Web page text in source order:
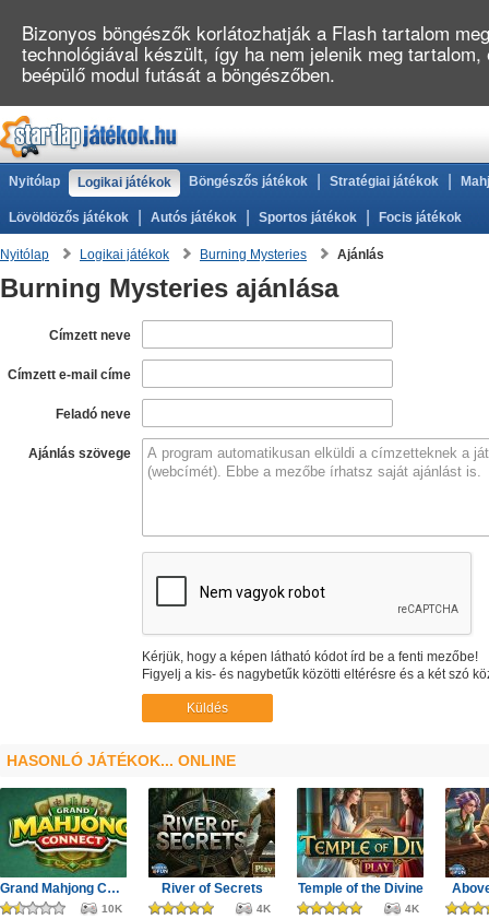
Nyitólap Logikai játékok Böngészős játékok Stratégiai játékok
Lövöldözős játékok Autós játékok Sportos játékok Focis játékok
Nyitólap Logikai játékok Burning Mysteries Ajánlás
Burning Mysteries ajánlása
Címzett neve
Címzett e-mail címe
Feladó neve
Ajánlás szövege
Kérjük, hogy a képen látható kódot írd be a fenti mezőbe!
Figyelj a kis- és nagybetűk közötti eltérésre és a két szó
HASONLÓ JÁTÉKOK... ONLINE
Grand Mahjong Connect
10K
River of Secrets
4K
Temple of the Divine
4K
Bizonyos böngészők korlátozhatják a Flash tartalom
technológiával készült, így ha nem jelenik meg
beépülő modul futását a böngészőben.